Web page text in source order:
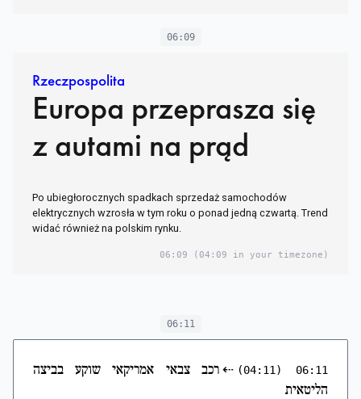
06:09
Rzeczpospolita
Europa przeprasza się
z autami na prąd
Po ubiegłorocznych spadkach sprzedaż samochodów
elektrycznych wzrosła w tym roku o ponad jedną czwartą. Trend
widać również na polskim rynku.
06:09 (04:09 in your timezone)
06:11
06:11
(04:11)
⇠רכב צבאי אמריקאי שוקע בביצה
הליטאית